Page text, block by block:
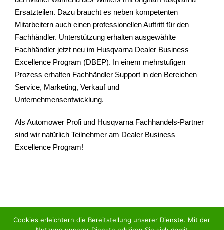
Ersatzteilen. Dazu braucht es neben kompetenten
Mitarbeitern auch einen professionellen Auftritt für den
Fachhändler. Unterstützung erhalten ausgewählte
Fachhändler jetzt neu im Husqvarna Dealer Business
Excellence Program (DBEP). In einem mehrstufigen
Prozess erhalten Fachhändler Support in den Bereichen
Service, Marketing, Verkauf und
Unternehmensentwicklung.
Als Automower Profi und Husqvarna Fachhandels-Partner
sind wir natürlich Teilnehmer am Dealer Business
Excellence Program!
Cookies erleichtern die Bereitstellung unserer Dienste. Mit der